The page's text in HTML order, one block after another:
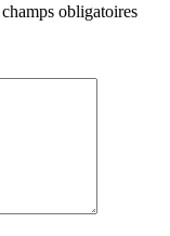
obligatoires